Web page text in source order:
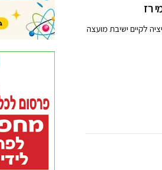
רז
לקיים ישיבת מועצה